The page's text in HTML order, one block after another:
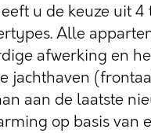
u de keuze uit
Alle
afwerking en
jachthaven
aan de laatste
op basis van